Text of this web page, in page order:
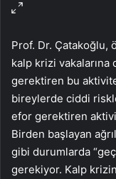
Prof. Dr. Çatakoğlu,
kalp krizi
gerektiren bu
bireylerde ciddi
efor gerektiren
Birden başlayan
gibi durumlarda
gerekiyor. Kalp